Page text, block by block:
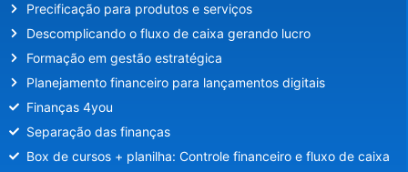
Precificação para produtos e serviços
Descomplicando o fluxo de caixa gerando lucro
Formação em gestão estratégica
Planejamento financeiro para lançamentos digitais
Finanças 4you
Separação das finanças
Box de cursos + planilha: Controle financeiro e fluxo de caixa